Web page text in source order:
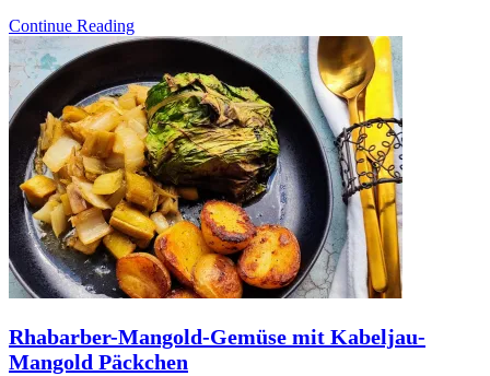
Continue Reading
Rhabarber-Mangold-Gemüse mit Kabeljau-
Mangold Päckchen